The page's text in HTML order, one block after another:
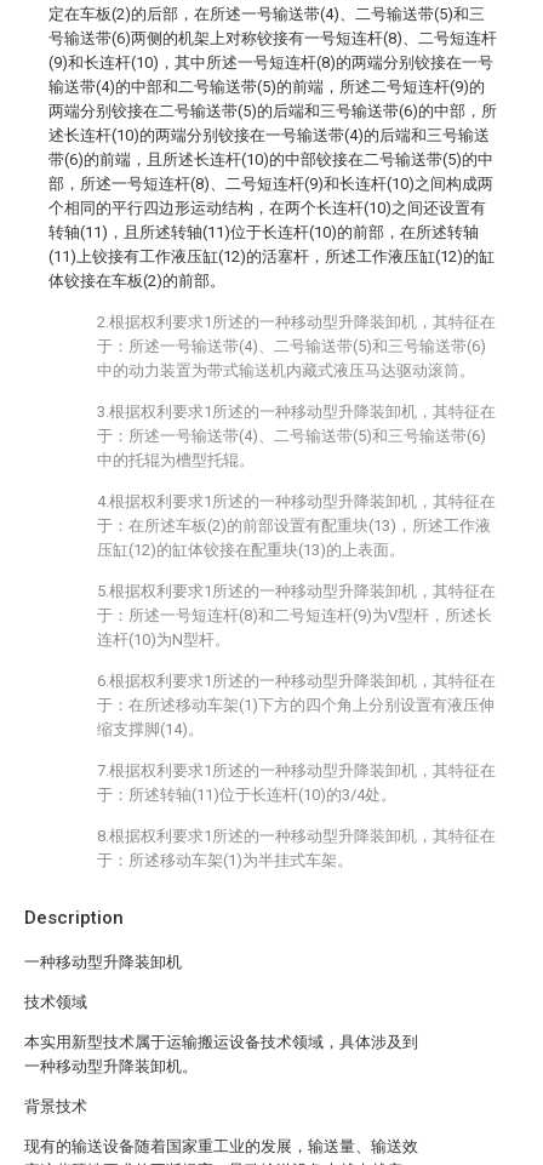
Description
一种移动型升降装卸机
技术领域
本实用新型技术属于运输搬运设备技术领域，具体涉及到
一种移动型升降装卸机。
背景技术
现有的输送设备随着国家重工业的发展，输送量、输送效
定在车板(2)的后部，在所述一号输送带(4)、二号输送带(5)和三
号输送带(6)两侧的机架上对称铰接有一号短连杆(8)、二号短连杆
(9)和长连杆(10)，其中所述一号短连杆(8)的两端分别铰接在一号
输送带(4)的中部和二号输送带(5)的前端，所述二号短连杆(9)的
两端分别铰接在二号输送带(5)的后端和三号输送带(6)的中部，所
述长连杆(10)的两端分别铰接在一号输送带(4)的后端和三号输送
带(6)的前端，且所述长连杆(10)的中部铰接在二号输送带(5)的中
部，所述一号短连杆(8)、二号短连杆(9)和长连杆(10)之间构成两
个相同的平行四边形运动结构，在两个长连杆(10)之间还设置有
转轴(11)，且所述转轴(11)位于长连杆(10)的前部，在所述转轴
(11)上铰接有工作液压缸(12)的活塞杆，所述工作液压缸(12)的缸
体铰接在车板(2)的前部。
2.根据权利要求1所述的一种移动型升降装卸机，其特征在
于：所述一号输送带(4)、二号输送带(5)和三号输送带(6)
中的动力装置为带式输送机内藏式液压马达驱动滚筒。
3.根据权利要求1所述的一种移动型升降装卸机，其特征在
于：所述一号输送带(4)、二号输送带(5)和三号输送带(6)
中的托辊为槽型托辊。
4.根据权利要求1所述的一种移动型升降装卸机，其特征在
于：在所述车板(2)的前部设置有配重块(13)，所述工作液
压缸(12)的缸体铰接在配重块(13)的上表面。
5.根据权利要求1所述的一种移动型升降装卸机，其特征在
于：所述一号短连杆(8)和二号短连杆(9)为V型杆，所述长
连杆(10)为N型杆。
6.根据权利要求1所述的一种移动型升降装卸机，其特征在
于：在所述移动车架(1)下方的四个角上分别设置有液压伸
缩支撑脚(14)。
7.根据权利要求1所述的一种移动型升降装卸机，其特征在
于：所述转轴(11)位于长连杆(10)的3/4处。
8.根据权利要求1所述的一种移动型升降装卸机，其特征在
于：所述移动车架(1)为半挂式车架。